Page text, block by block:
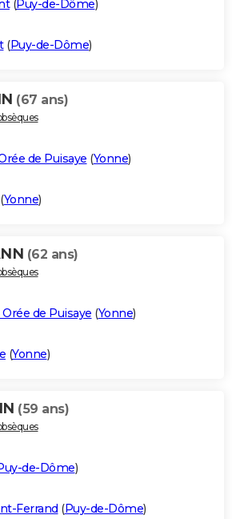
(Puy-de-Dôme)
(Puy-de-Dôme)
(67 ans)
de Puisaye (Yonne)
Yonne)
(62 ans)
de Puisaye (Yonne)
(Yonne)
(59 ans)
de-Dôme)
Ferrand (Puy-de-Dôme)